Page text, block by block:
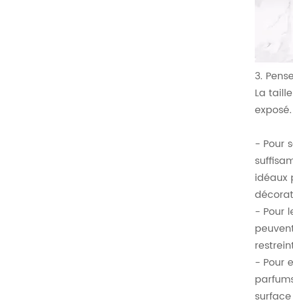
3.
La
- Pour
idéaux
- Pour
- Pour